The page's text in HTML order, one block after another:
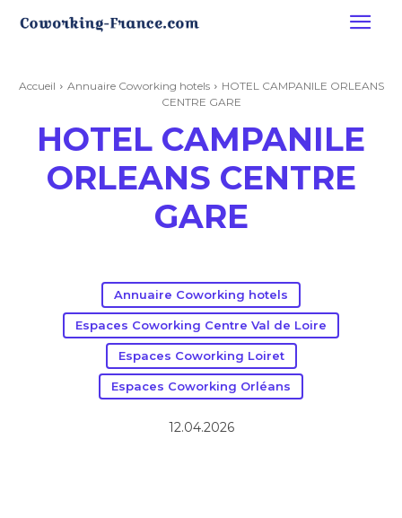
Accueil Annuaire Coworking hotels
HOTEL CAMPANILE ORLEANS
CENTRE GARE
HOTEL CAMPANILE
ORLEANS CENTRE
GARE
Annuaire Coworking hotels
Espaces Coworking Centre Val de Loire
Espaces Coworking Loiret
Espaces Coworking Orléans
12.04.2026